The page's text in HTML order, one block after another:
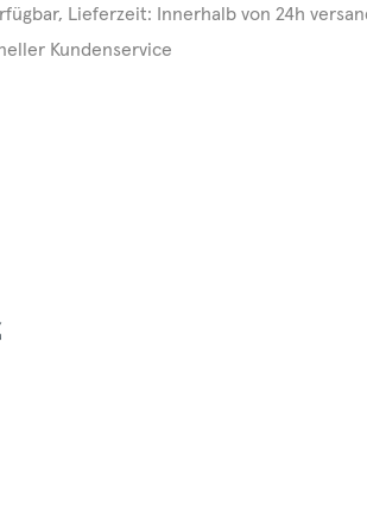
Lieferzeit: Innerhalb von 24h
Kundenservice